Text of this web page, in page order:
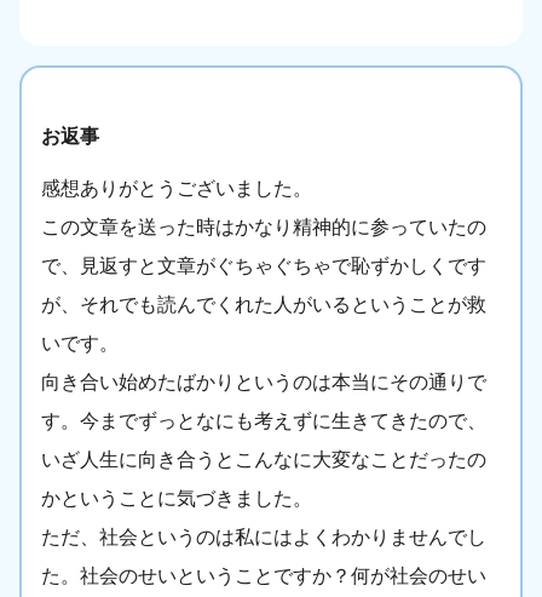
お返事
感想ありがとうございました。
この文章を送った時はかなり精神的に参っていたの
で、見返すと文章がぐちゃぐちゃで恥ずかしくです
が、それでも読んでくれた人がいるということが救
いです。
向き合い始めたばかりというのは本当にその通りで
す。今までずっとなにも考えずに生きてきたので、
いざ人生に向き合うとこんなに大変なことだったの
かということに気づきました。
ただ、社会というのは私にはよくわかりませんでし
た。社会のせいということですか？何が社会のせい